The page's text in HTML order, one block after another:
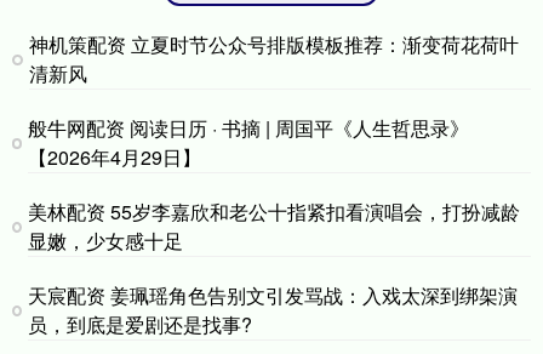
神机策配资 立夏时节公众号排版模板推荐：渐变荷花荷叶
清新风
般牛网配资 阅读日历 · 书摘 | 周国平《人生哲思录》
【2026年4月29日】
美林配资 55岁李嘉欣和老公十指紧扣看演唱会，打扮减龄
显嫩，少女感十足
天宸配资 姜珮瑶角色告别文引发骂战：入戏太深到绑架演
员，到底是爱剧还是找事?